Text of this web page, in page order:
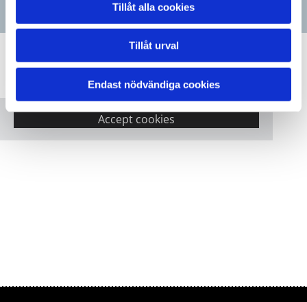
Tillåt alla cookies
Tillåt urval
Endast nödvändiga cookies
Vänligen acceptera marknadsföringscookies
Accept cookies